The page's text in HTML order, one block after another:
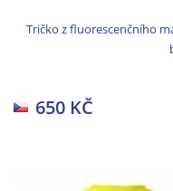
Tričko z fluorescenčního
650 KČ